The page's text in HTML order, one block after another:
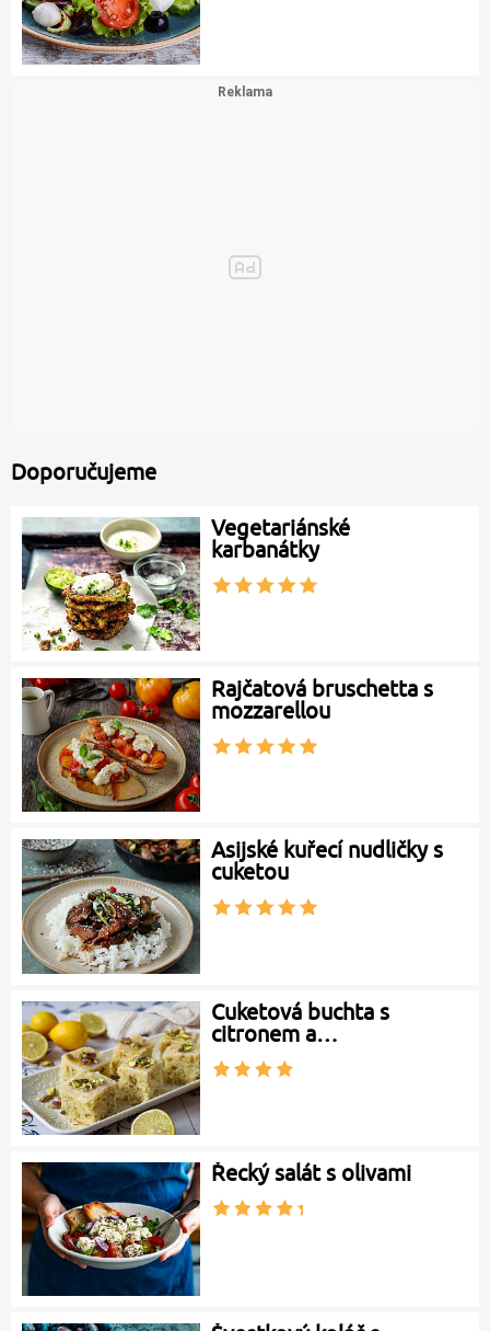
Doporučujeme
Vegetariánské
karbanátky
Rajčatová bruschetta s
mozzarellou
Asijské kuřecí nudličky s
cuketou
Cuketová buchta s
citronem a…
Řecký salát s olivami